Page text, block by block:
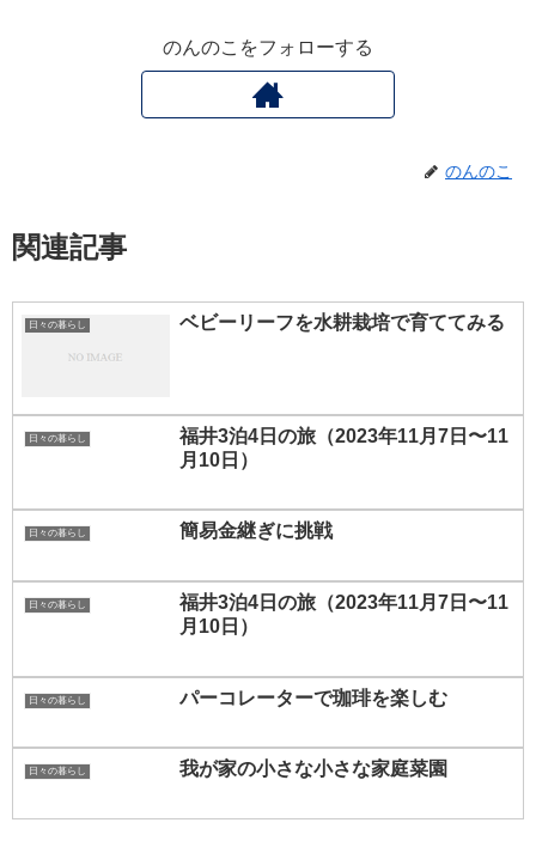
のんのこをフォローする
のんのこ
関連記事
日々の暮らし ベビーリーフを水耕栽培で育ててみる
日々の暮らし
福井3泊4日の旅（2023年11月7日〜11
月10日）
日々の暮らし 簡易金継ぎに挑戦
日々の暮らし
福井3泊4日の旅（2023年11月7日〜11
月10日）
日々の暮らし パーコレーターで珈琲を楽しむ
日々の暮らし 我が家の小さな小さな家庭菜園